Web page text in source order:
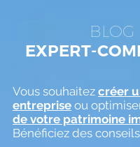
BLOG
EXPERT-
Vous souhaitez créer
entreprise ou
de votre patrimoine
Bénéficiez des